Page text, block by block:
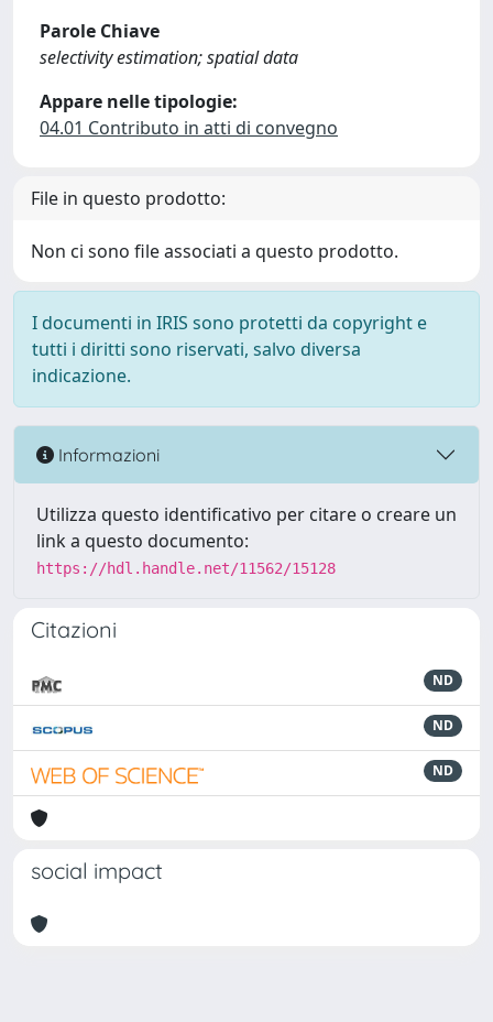
Parole Chiave
selectivity estimation; spatial data
Appare nelle tipologie:
04.01 Contributo in atti di convegno
File in questo prodotto:
Non ci sono file associati a questo prodotto.
I documenti in IRIS sono protetti da copyright e
tutti i diritti sono riservati, salvo diversa
indicazione.
Informazioni
Utilizza questo identificativo per citare o creare un
link a questo documento:
https://hdl.handle.net/11562/15128
Citazioni
ND
ND
ND
social impact